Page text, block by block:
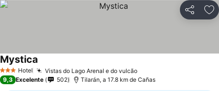
Partilhar
3 EstrelasHotel Vistas do Lago Arenal e do vulcão
Mystica
9,3 Excelente 502 Tilarán, a 17.8 km de Cañas